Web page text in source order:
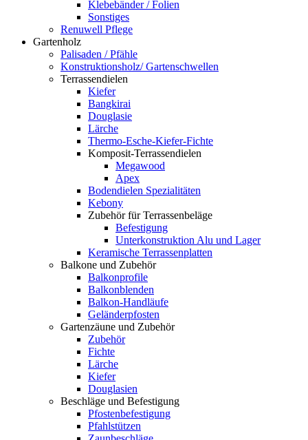
Klebebänder / Folien
Sonstiges
Renuwell Pflege
Gartenholz
Palisaden / Pfähle
Konstruktionsholz/ Gartenschwellen
Terrassendielen
Kiefer
Bangkirai
Douglasie
Lärche
Thermo-Esche-Kiefer-Fichte
Komposit-Terrassendielen
Megawood
Apex
Bodendielen Spezialitäten
Kebony
Zubehör für Terrassenbeläge
Befestigung
Unterkonstruktion Alu und Lager
Keramische Terrassenplatten
Balkone und Zubehör
Balkonprofile
Balkonblenden
Balkon-Handläufe
Geländerpfosten
Gartenzäune und Zubehör
Zubehör
Fichte
Lärche
Kiefer
Douglasien
Beschläge und Befestigung
Pfostenbefestigung
Pfahlstützen